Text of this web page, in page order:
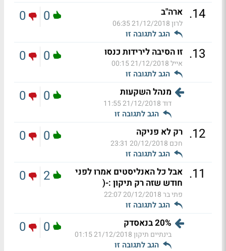
14
. ארה"ב
לרון21/12/2018 06:35
הגב לתגובה זו
0
0
13
. זו הסיבה לירידות כנסו
אייל21/12/2018 00:15
הגב לתגובה זו
0
0
מנהל השקעות
דוד21/12/2018 11:55
הגב לתגובה זו
0
0
12
. רק לא פניקה
חכם 20/12/2018 23:31
הגב לתגובה זו
0
0
11
. אבל כל האנליסטים אמרו לפני
חודש שזה רק תיקון :-(
פתי בר20/12/2018 22:07
הגב לתגובה זו
2
0
20% בנאסדק
בינתיים תיקון21/12/2018 01:15
הגב לתגובה זו
0
0